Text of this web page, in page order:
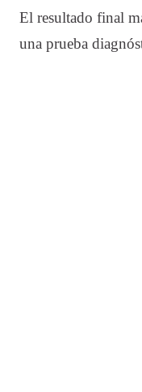
El resultado final
una prueba